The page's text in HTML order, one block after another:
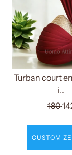
Turban court
i...
180